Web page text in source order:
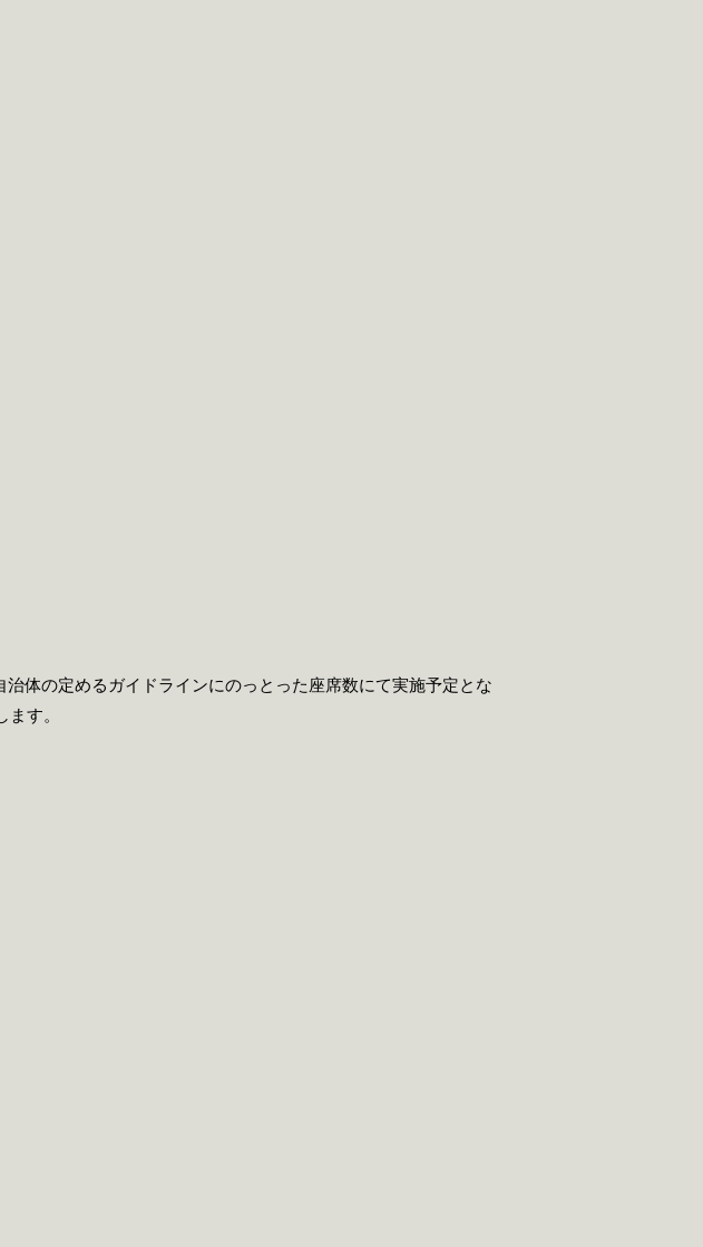
体の定めるガイドラインにのっとった座席数にて実施予定とな
す。